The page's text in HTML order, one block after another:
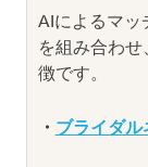
AIによるマッ
を組み合わ
徴です。
・ ブライダル